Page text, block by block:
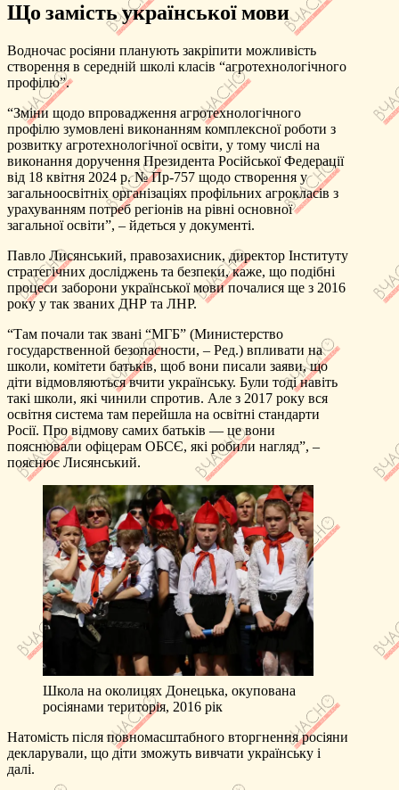
Що замість української мови
Водночас росіяни планують закріпити можливість
створення в середній школі класів “агротехнологічного
профілю”.
“Зміни щодо впровадження агротехнологічного
профілю зумовлені виконанням комплексної роботи з
розвитку агротехнологічної освіти, у тому числі на
виконання доручення Президента Російської Федерації
від 18 квітня 2024 р. № Пр-757 щодо створення у
загальноосвітніх організаціях профільних агрокласів з
урахуванням потреб регіонів на рівні основної
загальної освіти”, – йдеться у документі.
Павло Лисянський, правозахисник, директор Інституту
стратегічних досліджень та безпеки, каже, що подібні
процеси заборони української мови почалися ще з 2016
року у так званих ДНР та ЛНР.
“Там почали так звані “МГБ” (Министерство
государственной безопасности, – Ред.) впливати на
школи, комітети батьків, щоб вони писали заяви, що
діти відмовляються вчити українську. Були тоді навіть
такі школи, які чинили спротив. Але з 2017 року вся
освітня система там перейшла на освітні стандарти
Росії. Про відмову самих батьків — це вони
пояснювали офіцерам ОБСЄ, які робили нагляд”, –
пояснює Лисянський.
Школа на околицях Донецька, окупована
росіянами територія, 2016 рік
Натомість після повномасштабного вторгнення росіяни
декларували, що діти зможуть вивчати українську і
далі.